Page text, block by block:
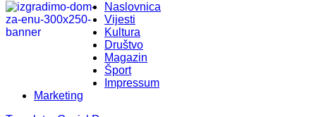
Naslovnica
Vijesti
Kultura
Društvo
Magazin
Šport
Impressum
Marketing